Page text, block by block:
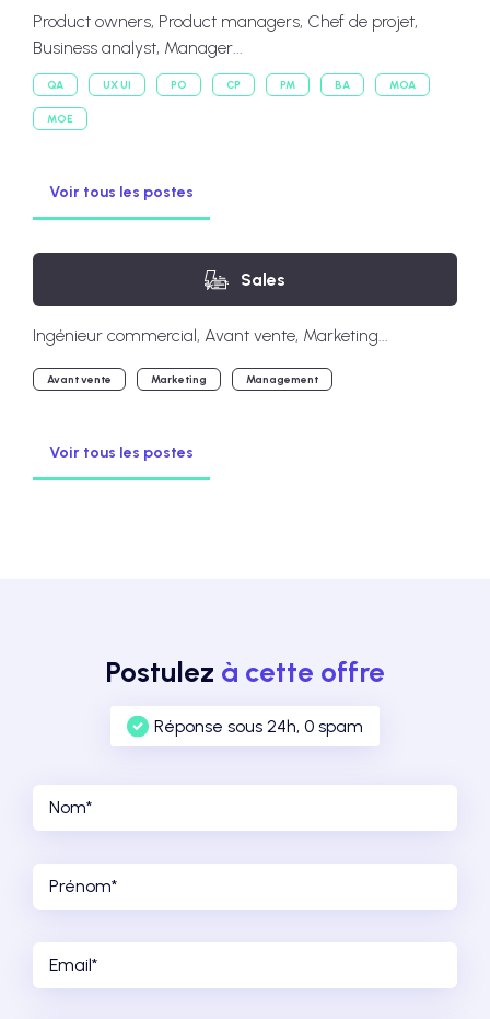
Product owners, Product managers, Chef de projet,
Business analyst, Manager...
QA UX UI PO CP PM BA MOA
MOE
Voir tous les postes
Sales
Ingénieur commercial, Avant vente, Marketing...
Avant vente Marketing Management
Voir tous les postes
Postulez à cette offre
Réponse sous 24h, 0 spam